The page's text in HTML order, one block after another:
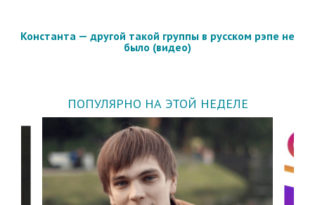
Константа — другой такой группы в русском рэпе не
было (видео)
ПОПУЛЯРНО НА ЭТОЙ НЕДЕЛЕ